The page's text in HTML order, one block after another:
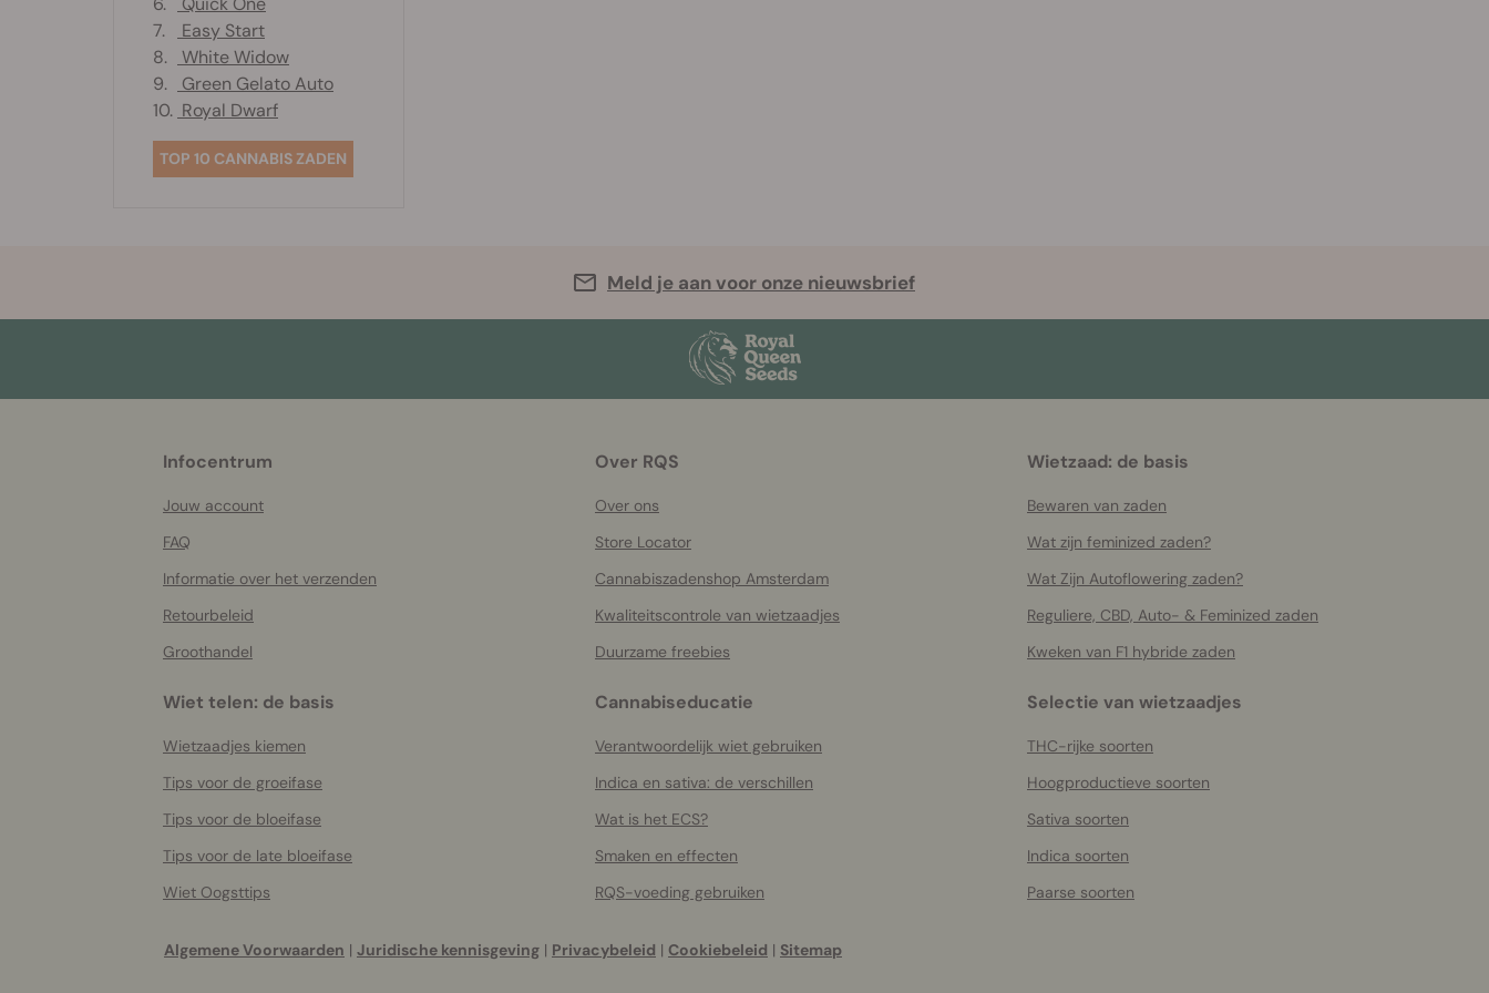
7.
Easy Start
8.
White Widow
9.
Green Gelato Auto
10. Royal Dwarf
TOP 10 CANNABIS ZADEN
Meld je aan voor onze nieuwsbrief
Infocentrum
Jouw account
FAQ
Informatie over het verzenden
Retourbeleid
Groothandel
Over RQS
Over ons
Store Locator
Cannabiszadenshop Amsterdam
Kwaliteitscontrole van wietzaadjes
Duurzame freebies
Wietzaad: de basis
Bewaren van zaden
Wat zijn feminized zaden?
Wat Zijn Autoflowering zaden?
Reguliere, CBD, Auto- & Feminized zaden
Kweken van F1 hybride zaden
Wiet telen: de basis
Wietzaadjes kiemen
Tips voor de groeifase
Tips voor de bloeifase
Tips voor de late bloeifase
Wiet Oogsttips
Cannabiseducatie
Verantwoordelijk wiet gebruiken
Indica en sativa: de verschillen
Wat is het ECS?
Smaken en effecten
RQS-voeding gebruiken
Selectie van wietzaadjes
THC-rijke soorten
Hoogproductieve soorten
Sativa soorten
Indica soorten
Paarse soorten
Algemene Voorwaarden | Juridische kennisgeving | Privacybeleid | Cookiebeleid | Sitemap